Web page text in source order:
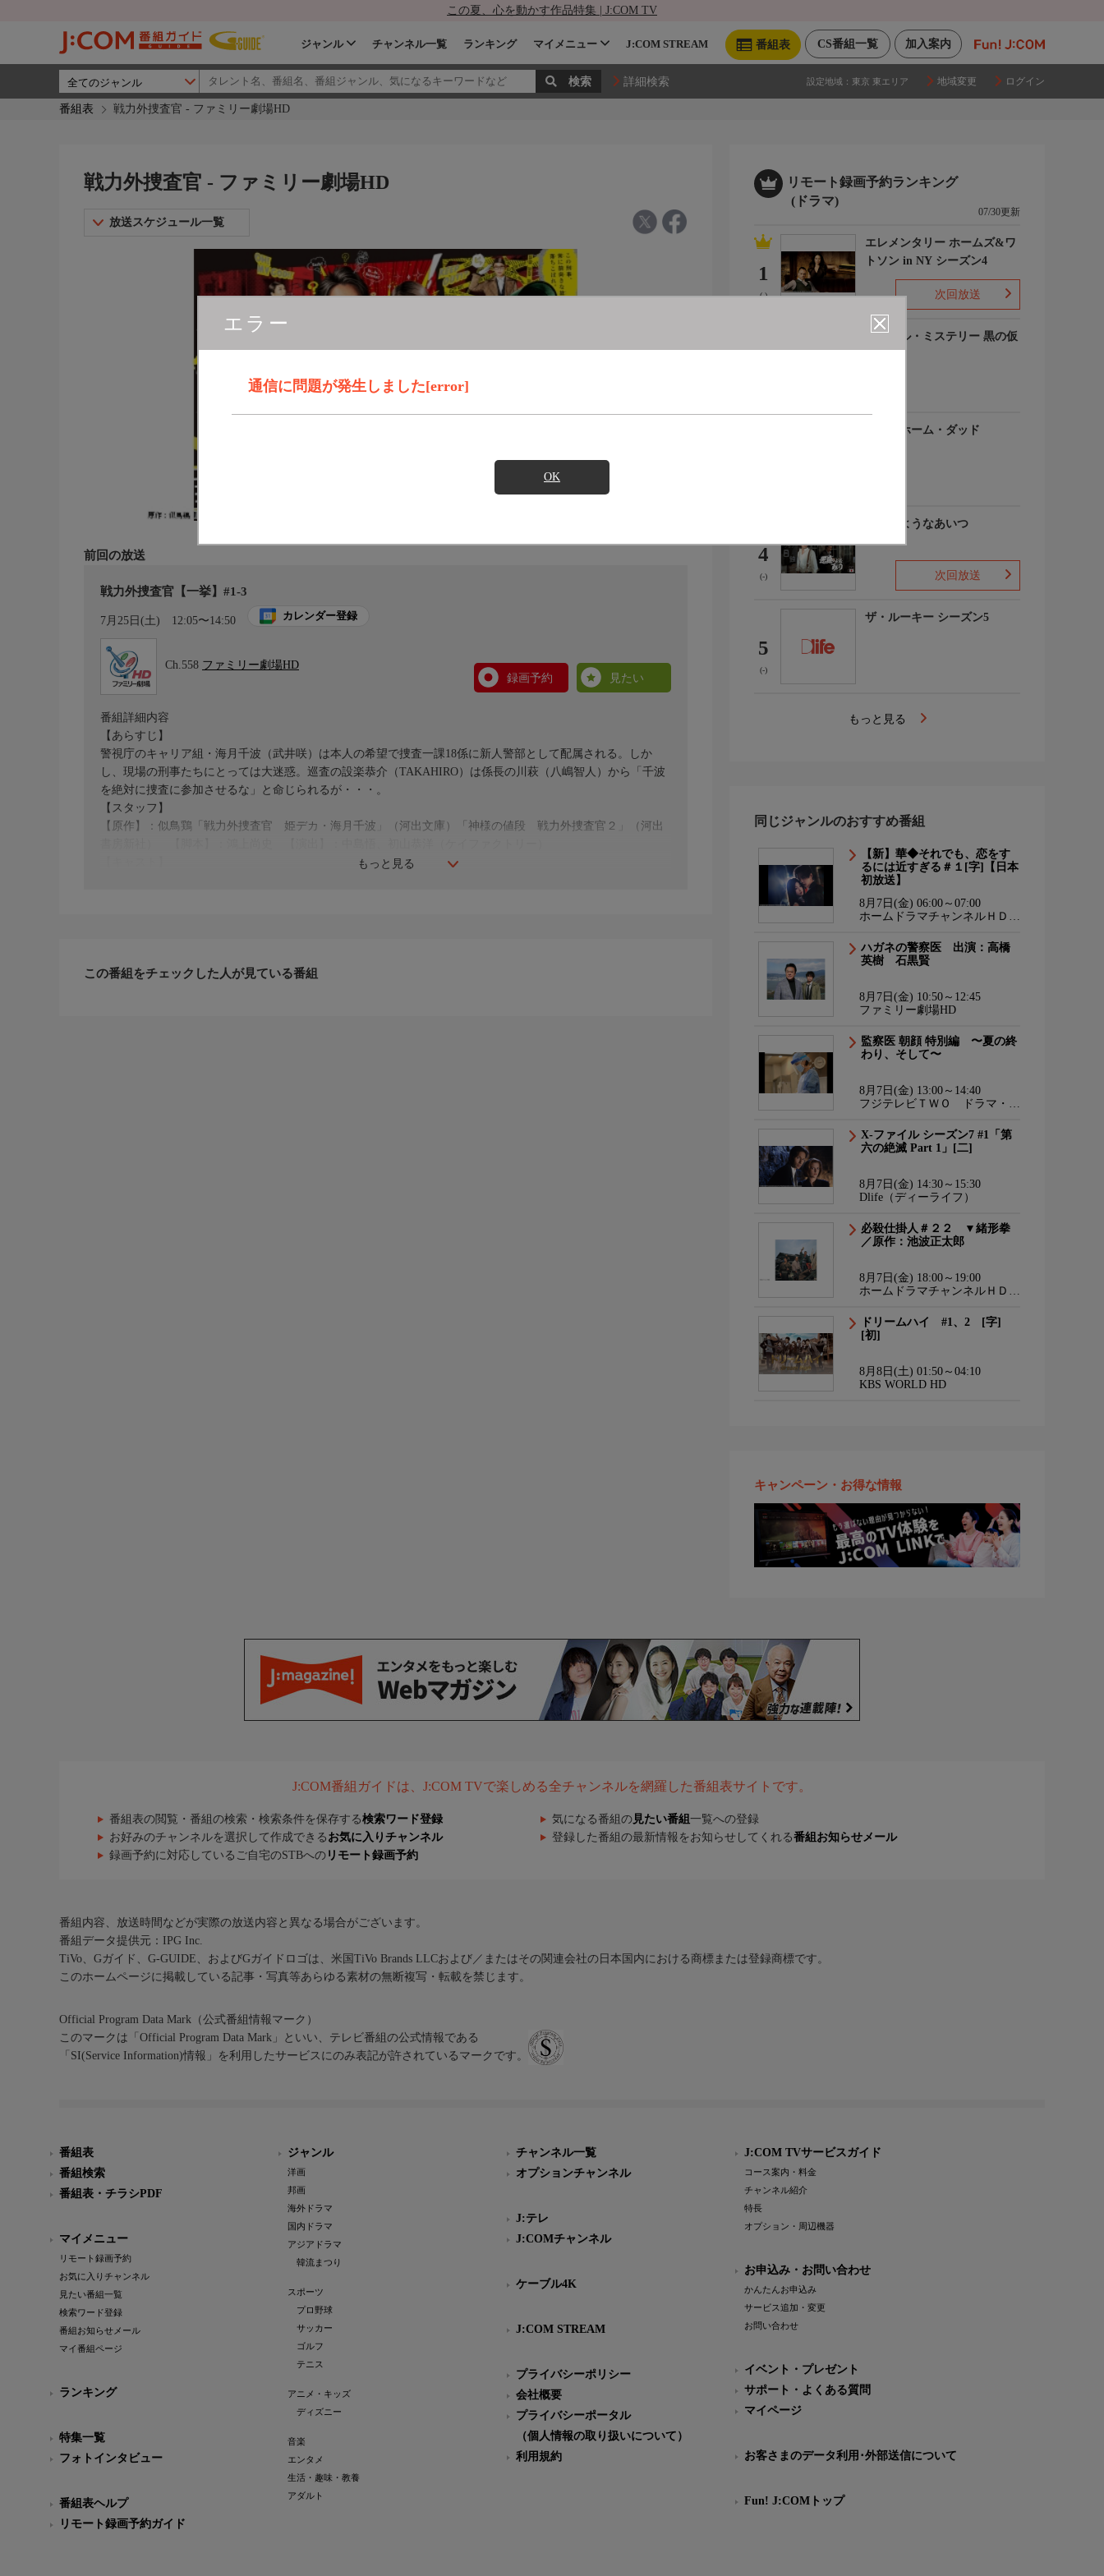
この夏、心を動かす作品特集 | J:COM TV
加入案内
CS番組一覧
番組表
ジャンル チャンネル一覧 ランキング マイメニュー J:COM STREAM
詳細検索 設定地域： 東京 東エリア 地域変更 ログイン
番組表 戦力外捜査官 - ファミリー劇場HD
エラー
通信に問題が発生しました[error]
OK
戦力外捜査官 - ファミリー劇場HD
放送スケジュール一覧
前回の放送
戦力外捜査官【一挙】#1-3
7月25日(土) 12:05〜14:50 カレンダー登録
Ch.558 ファミリー劇場HD
録画予約
見たい
もっと見る
番組詳細内容
【あらすじ】
警視庁のキャリア組・海月千波（武井咲）は本人の希望で捜査一課18係に新人警部として配属される。しか
し、現場の刑事たちにとっては大迷惑。巡査の設楽恭介（TAKAHIRO）は係長の川萩（八嶋智人）から「千波
を絶対に捜査に参加させるな」と命じられるが・・・。
【スタッフ】
【原作】：似鳥鶏「戦力外捜査官 姫デカ・海月千波」（河出文庫）「神様の値段 戦力外捜査官２」（河出
2014年初放送
この番組をチェックした人が見ている番組
リモート録画予約ランキング
(ドラマ)
07/30更新
1
(-)
エレメンタリー ホームズ&ワ
トソン in NY シーズン4
次回放送
ルーヴル・ミステリー 黒の仮
アットホーム・ダッド
4
(-)
悪魔のようなあいつ
次回放送
5
(-)
ザ・ルーキー シーズン5
もっと見る
同じジャンルのおすすめ番組
【新】華◆それでも、恋をす
るには近すぎる＃１[字]【日本
初放送】
8月7日(金) 06:00～07:00
ホームドラマチャンネルＨＤ
ハガネの警察医 出演：高橋
英樹 石黒賢
8月7日(金) 10:50～12:45
ファミリー劇場HD
監察医 朝顔 特別編 〜夏の終
わり、そして〜
8月7日(金) 13:00～14:40
フジテレビＴＷＯ ドラマ・ア
X-ファイル シーズン7 #1「第
六の絶滅 Part 1」[二]
8月7日(金) 14:30～15:30
Dlife（ディーライフ）
必殺仕掛人＃２２ ▼緒形拳
／原作：池波正太郎
8月7日(金) 18:00～19:00
ホームドラマチャンネルＨＤ
ドリームハイ #1、2 [字]
[初]
8月8日(土) 01:50～04:10
KBS WORLD HD
キャンペーン・お得な情報
J:COM番組ガイドは、J:COM TVで楽しめる全チャンネルを網羅した番組表サイトです。
番組表の閲覧・番組の検索・検索条件を保存する検索ワード登録 気になる番組の 見たい番組 一覧への登録
お好みのチャンネルを選択して作成できる お気に入りチャンネル 登録した番組の最新情報をお知らせしてくれる番組お知らせメール
録画予約に対応しているご自宅のSTBへの リモート録画予約
番組内容、放送時間などが実際の放送内容と異なる場合がございます。
番組データ提供元：IPG Inc.
TiVo、Gガイド、G-GUIDE、およびGガイドロゴは、米国TiVo Brands LLCおよび／またはその関連会社の日本国内における商標または登録商標です。
このホームページに掲載している記事・写真等あらゆる素材の無断複写・転載を禁じます。
Official Program Data Mark（公式番組情報マーク）
このマークは「Official Program Data Mark」といい、テレビ番組の公式情報である
「SI(Service Information)情報」を利用したサービスにのみ表記が許されているマークです。
番組表
番組検索
番組表・チラシPDF
マイメニュー
リモート録画予約
お気に入りチャンネル
見たい番組一覧
検索ワード登録
番組お知らせメール
マイ番組ページ
ランキング
特集一覧
フォトインタビュー
番組表ヘルプ
リモート録画予約ガイド
ジャンル
洋画
邦画
海外ドラマ
国内ドラマ
アジアドラマ
韓流まつり
スポーツ
プロ野球
サッカー
ゴルフ
テニス
アニメ・キッズ
ディズニー
音楽
エンタメ
生活・趣味・教養
アダルト
チャンネル一覧
オプションチャンネル
J:テレ
J:COMチャンネル
ケーブル4K
J:COM STREAM
プライバシーポリシー
会社概要
プライバシーポータル
（個人情報の取り扱いについて）
利用規約
J:COM TVサービスガイド
コース案内・料金
チャンネル紹介
特長
オプション・周辺機器
お申込み・お問い合わせ
かんたんお申込み
サービス追加・変更
お問い合わせ
イベント・プレゼント
サポート・よくある質問
マイページ
お客さまのデータ利用･外部送信について
Fun! J:COMトップ